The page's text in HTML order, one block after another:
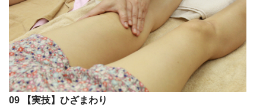
09 【実技】ひざまわり